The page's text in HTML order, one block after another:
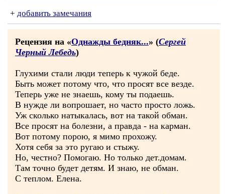
+ добавить замечания
Рецензия на «Однажды бедняк...» (Сергей
Черный Лебедь)
Глухими стали люди теперь к чужой беде.
Быть может потому что, что просят все везде.
Теперь уже не знаешь, кому ты подаешь.
В нужде ли вопрошает, но часто просто ложь.
Уж сколько натыкалась, вот на такой обман.
Все просят на болезни, а правда - на карман.
Вот потому порою, я мимо прохожу.
Хотя себя за это ругаю и стыжу.
Но, честно? Помогаю. Но только дет.домам.
Там точно будет детям. И знаю, не обман.
С теплом. Елена.